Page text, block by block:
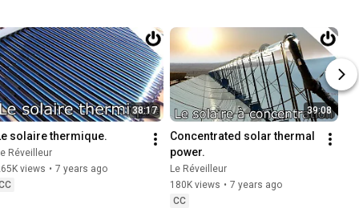
38:17
solaire thermique.
Réveilleur
views • 7 years ago
39:08
Concentrated solar thermal
power.
Le Réveilleur
180K views • 7 years ago
CC